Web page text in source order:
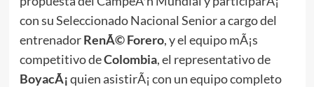
con su Seleccionado Nacional Senior a cargo del
entrenadorRenÃ© Forero, y el equipo mÃ¡s
competitivo deColombia, el representativo de
BoyacÃ¡quien asistirÃ¡ con un equipo completo